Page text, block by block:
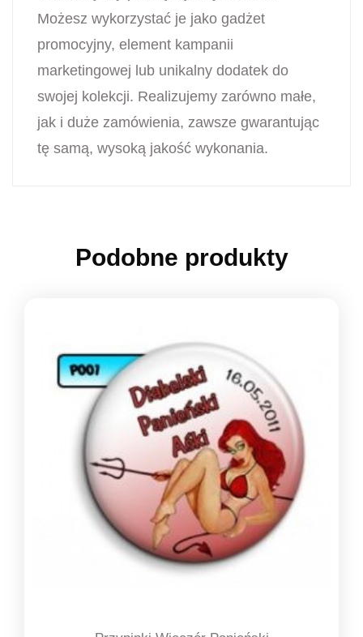
Możesz wykorzystać je jako gadżet
promocyjny, element kampanii
marketingowej lub unikalny dodatek do
swojej kolekcji. Realizujemy zarówno małe,
jak i duże zamówienia, zawsze gwarantując
tę samą, wysoką jakość wykonania.
Podobne produkty